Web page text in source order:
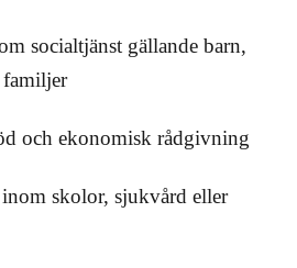
socialtjänst gällande barn,
och ekonomisk rådgivning
skolor, sjukvård eller